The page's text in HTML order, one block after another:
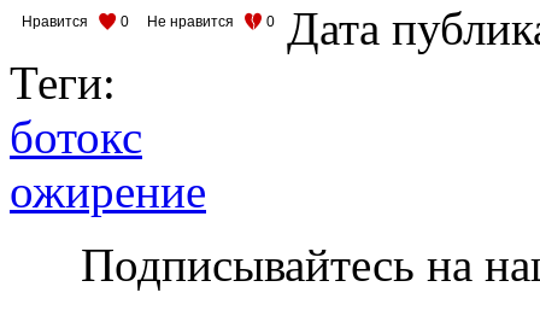
Нравится 0 Не нравится 0
Дата
Теги:
ботокс
ожирение
Подписывайтесь на